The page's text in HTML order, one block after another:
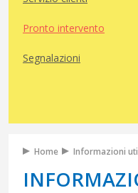
Pronto intervento
Segnalazioni
Home Informazioni